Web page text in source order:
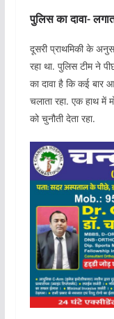
पुलिस का दावा-
दूसरी प्राथमिकी के
रहा था. पुलिस टीम ने
का दावा है कि कई बार
चलाता रहा. एक हाथ में
को चुनौती देता रहा.